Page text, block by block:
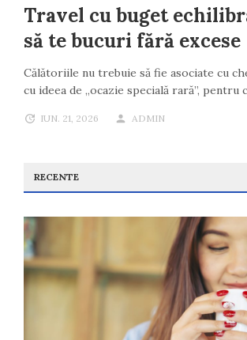
Travel cu buget
să te bucuri fără excese
Călătoriile nu trebuie să fie asociate cu
cu ideea de „ocazie specială rară”, pentru
IUN. 21, 2026 ADMIN
RECENTE